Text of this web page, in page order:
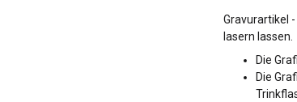
Gravurartikel
lasern lassen.
Die
Die